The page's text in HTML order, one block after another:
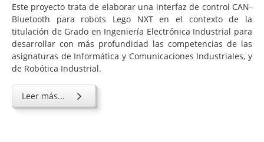
Este proyecto trata de elaborar una interfaz de control CAN-
Bluetooth para robots Lego NXT en el contexto de la
titulación de Grado en Ingeniería Electrónica Industrial para
desarrollar con más profundidad las competencias de las
asignaturas de Informática y Comunicaciones Industriales, y
de Robótica Industrial.
Leer más...